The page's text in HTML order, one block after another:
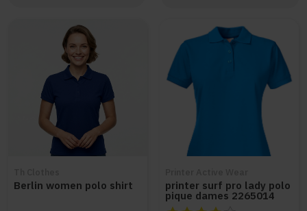
Berlin women polo shirt printer surf pro lady polo
pique dames 2265014